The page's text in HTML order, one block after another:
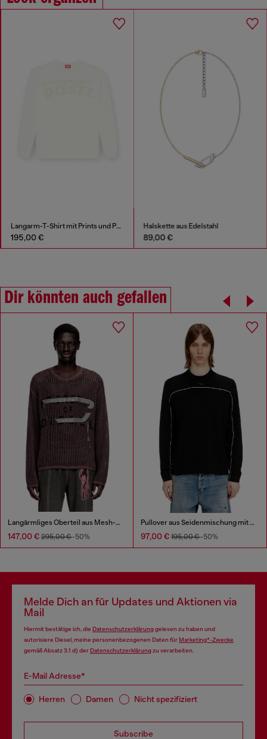
Langarm-T-Shirt mit Prints und Patches
195,00 €
Halskette aus Edelstahl
89,00 €
Dir könnten auch gefallen
Langärmliges Oberteil aus Mesh-Strick
147,00 € 295,00 €-50%
Pullover aus Seidenmischung mit Paspelierung
97,00 € 195,00 €-50%
Melde Dich an für Updates und Aktionen via
Mail
Hiermit bestätige ich, die Datenschutzerklärunggelesen zu haben und
autorisiere Diesel, meine personenbezogenen Daten fürMarketing*-Zwecke
gemäß Absatz 3.1 d) derDatenschutzerklärungzu verarbeiten.
E-Mail Adresse*
Herren Damen Nicht spezifiziert
Subscribe